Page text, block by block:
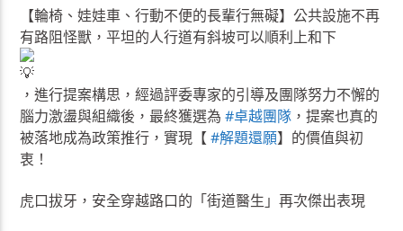
【輪椅、娃娃車、行動不便的長輩行無礙】公共設施不再
有路阻怪獸，平坦的人行道有斜坡可以順利上和下
，進行提案構思，經過評委專家的引導及團隊努力不懈的
腦力激盪與組織後，最終獲選為#卓越團隊 ，提案也真的
被落地成為政策推行，實現【#解題還願】的價值與初
衷！
虎口拔牙，安全穿越路口的「街道醫生」再次傑出表現